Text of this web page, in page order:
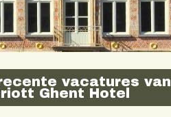
vacatures van
Ghent Hotel